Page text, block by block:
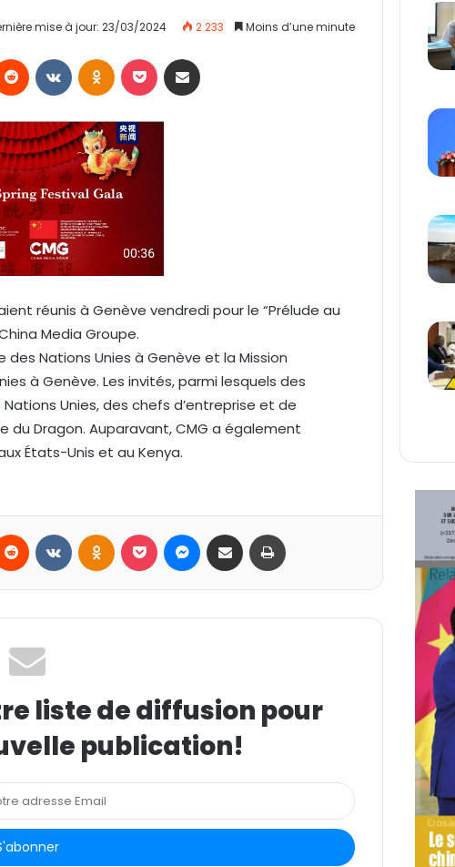
mise à jour: 23/03/2024 2 233 Moins d’une minute
réunis à Genève vendredi pour le “Prélude au
Media Groupe.
Nations Unies à Genève et la Mission
à Genève. Les invités, parmi lesquels des
Unies, des chefs d’entreprise et de
du Dragon. Auparavant, CMG a également
États-Unis et au Kenya.
liste de diffusion pour
publication!